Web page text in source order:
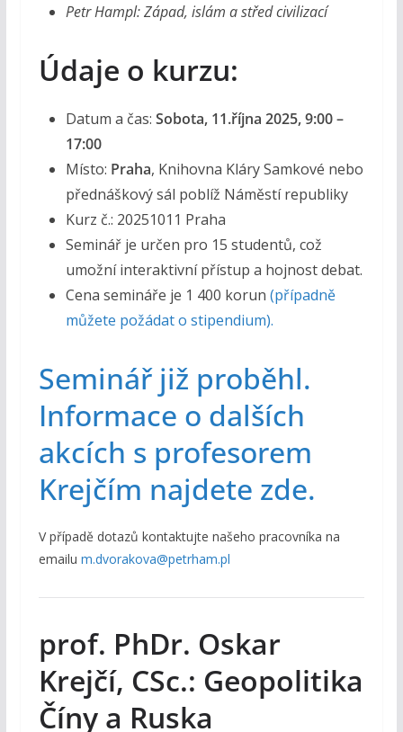
Petr Hampl: Západ, islám a střed civilizací
Údaje o kurzu:
Datum a čas: Sobota, 11.října 2025, 9:00 –
17:00
Místo: Praha, Knihovna Kláry Samkové nebo
přednáškový sál poblíž Náměstí republiky
Kurz č.: 20251011 Praha
Seminář je určen pro 15 studentů, což
umožní interaktivní přístup a hojnost debat.
Cena semináře je 1 400 korun (případně
můžete požádat o stipendium).
Seminář již proběhl.
Informace o dalších
akcích s profesorem
Krejčím najdete zde.
V případě dotazů kontaktujte našeho pracovníka na
emailu m.dvorakova@petrham.pl
prof. PhDr. Oskar
Krejčí, CSc.: Geopolitika
Číny a Ruska